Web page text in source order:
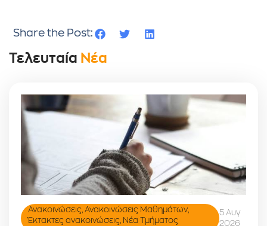
Share the Post:
Τελευταία Νέα
Ανακοινώσεις Ανακοινώσεις Μαθημάτων,
Έκτακτες ανακοινώσεις
Νέα Τμήματος
5 Αυγ
2026